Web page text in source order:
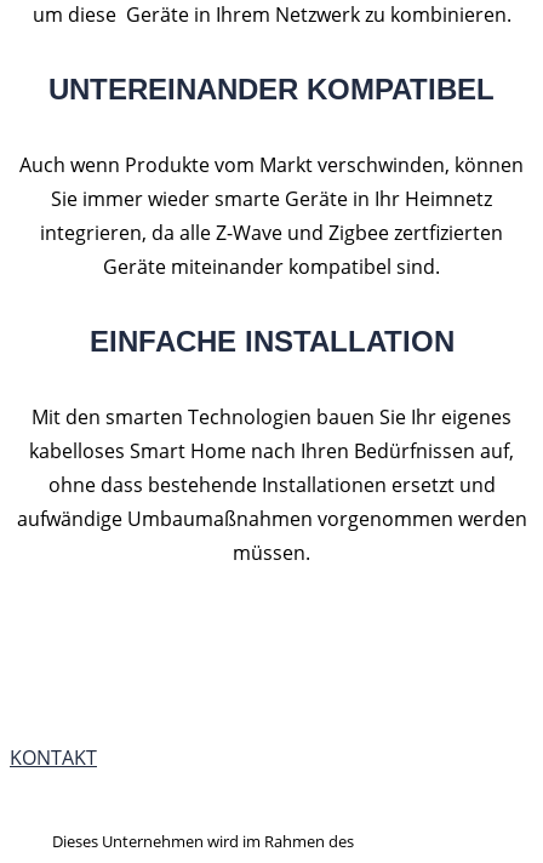
um diese Geräte in Ihrem Netzwerk zu kombinieren.
UNTEREINANDER KOMPATIBEL
Auch wenn Produkte vom Markt verschwinden, können
Sie immer wieder smarte Geräte in Ihr Heimnetz
integrieren, da alle Z-Wave und Zigbee zertfizierten
Geräte miteinander kompatibel sind.
EINFACHE INSTALLATION
Mit den smarten Technologien bauen Sie Ihr eigenes
kabelloses Smart Home nach Ihren Bedürfnissen auf,
ohne dass bestehende Installationen ersetzt und
aufwändige Umbaumaßnahmen vorgenommen werden
müssen.
KONTAKT
Dieses Unternehmen wird im Rahmen des